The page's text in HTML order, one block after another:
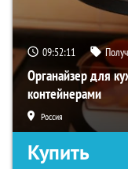
09:52:10
Органайзер для
контейнерами
Россия
Купить